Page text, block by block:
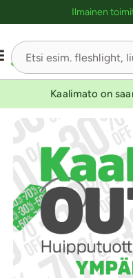
Ilmainen
Kaalimato on